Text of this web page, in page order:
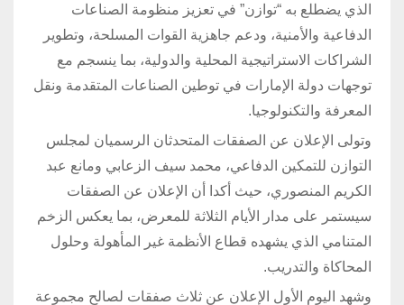
الذي يضطلع به “توازن” في تعزيز منظومة الصناعات
الدفاعية والأمنية، ودعم جاهزية القوات المسلحة، وتطوير
الشراكات الاستراتيجية المحلية والدولية، بما ينسجم مع
توجهات دولة الإمارات في توطين الصناعات المتقدمة ونقل
المعرفة والتكنولوجيا.
وتولى الإعلان عن الصفقات المتحدثان الرسميان لمجلس
التوازن للتمكين الدفاعي، محمد سيف الزعابي ومانع عبد
الكريم المنصوري، حيث أكدا أن الإعلان عن الصفقات
سيستمر على مدار الأيام الثلاثة للمعرض، بما يعكس الزخم
المتنامي الذي يشهده قطاع الأنظمة غير المأهولة وحلول
المحاكاة والتدريب.
وشهد اليوم الأول الإعلان عن ثلاث صفقات لصالح مجموعة